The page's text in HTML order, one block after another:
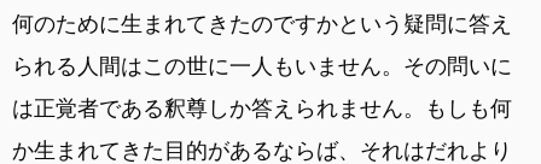
何のために生まれてきたのですかという疑問に答え
られる人間はこの世に一人もいません。その問いに
は正覚者である釈尊しか答えられません。もしも何
か生まれてきた目的があるならば、それはだれより